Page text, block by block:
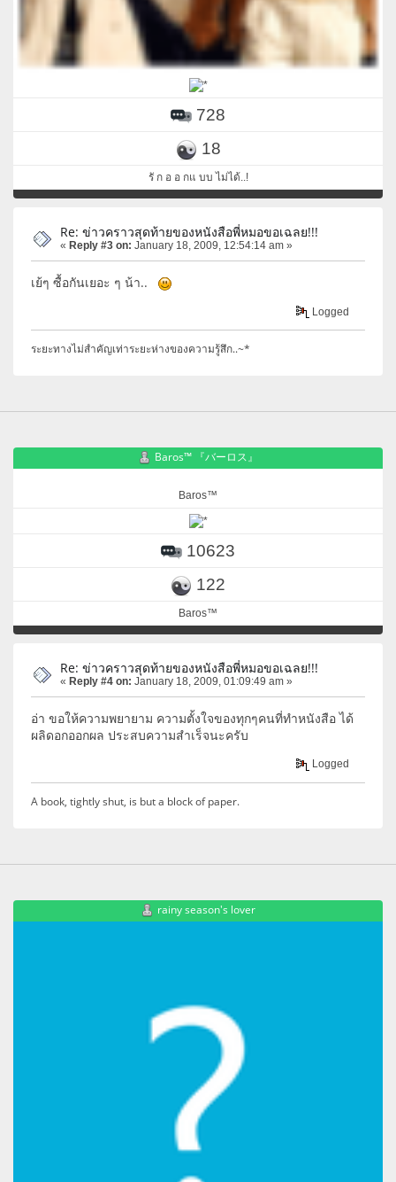
728
18
รั ก อ อ กแ บบ ไม่ได้..!
Re: ข่าวคราวสุดท้ายของหนังสือพี่หมอขอเฉลย!!!
« Reply #3 on: January 18, 2009, 12:54:14 am »
เย้ๆ ซื้อกันเยอะ ๆ น้า..
Logged
ระยะทางไม่สำคัญเท่าระยะห่างของความรู้สึก..~*
Baros™ 『バーロス』
Baros™
10623
122
Baros™
Re: ข่าวคราวสุดท้ายของหนังสือพี่หมอขอเฉลย!!!
« Reply #4 on: January 18, 2009, 01:09:49 am »
อ่า ขอให้ความพยายาม ความตั้งใจของทุกๆคนที่ทำหนังสือ ได้
ผลิดอกออกผล ประสบความสำเร็จนะครับ
Logged
A book, tightly shut, is but a block of paper.
rainy season's lover